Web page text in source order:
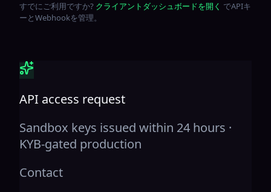
すでにご利用ですか? クライアントダッシュボードを開く でAPIキ
ーとWebhookを管理。
API access request
Sandbox keys issued within 24 hours ·
KYB-gated production
Contact